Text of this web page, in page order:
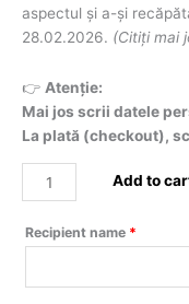
aspectul și a-și
28.02.2026. (Citiți mai
👉 Atenție:
Mai jos scrii datele
La plată (checkout),
Add to
Recipient name *